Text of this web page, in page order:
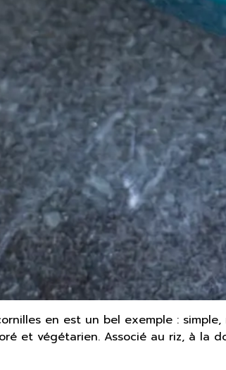
en est un bel exemple :
et végétarien. Associé au riz, à la